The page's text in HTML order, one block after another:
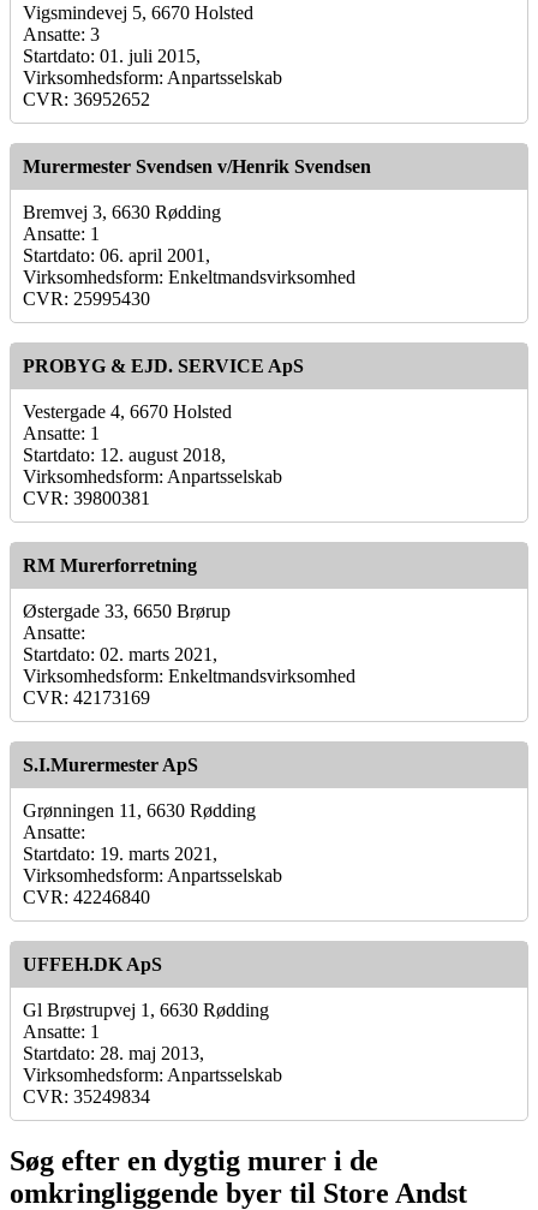
Vigsmindevej 5, 6670 Holsted
Ansatte: 3
Startdato: 01. juli 2015,
Virksomhedsform: Anpartsselskab
CVR: 36952652
Murermester Svendsen v/Henrik Svendsen
Bremvej 3, 6630 Rødding
Ansatte: 1
Startdato: 06. april 2001,
Virksomhedsform: Enkeltmandsvirksomhed
CVR: 25995430
PROBYG & EJD. SERVICE ApS
Vestergade 4, 6670 Holsted
Ansatte: 1
Startdato: 12. august 2018,
Virksomhedsform: Anpartsselskab
CVR: 39800381
RM Murerforretning
Østergade 33, 6650 Brørup
Ansatte:
Startdato: 02. marts 2021,
Virksomhedsform: Enkeltmandsvirksomhed
CVR: 42173169
S.I.Murermester ApS
Grønningen 11, 6630 Rødding
Ansatte:
Startdato: 19. marts 2021,
Virksomhedsform: Anpartsselskab
CVR: 42246840
UFFEH.DK ApS
Gl Brøstrupvej 1, 6630 Rødding
Ansatte: 1
Startdato: 28. maj 2013,
Virksomhedsform: Anpartsselskab
CVR: 35249834
Søg efter en dygtig murer i de
omkringliggende byer til Store Andst